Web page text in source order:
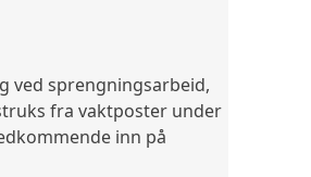
ved sprengningsarbeid,
fra vaktposter under
inn på